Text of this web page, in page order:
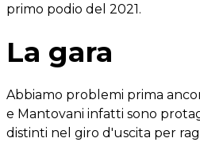
primo podio del 2021.
La gara
Abbiamo problemi prima
e Mantovani infatti sono
distinti nel giro d'uscita per